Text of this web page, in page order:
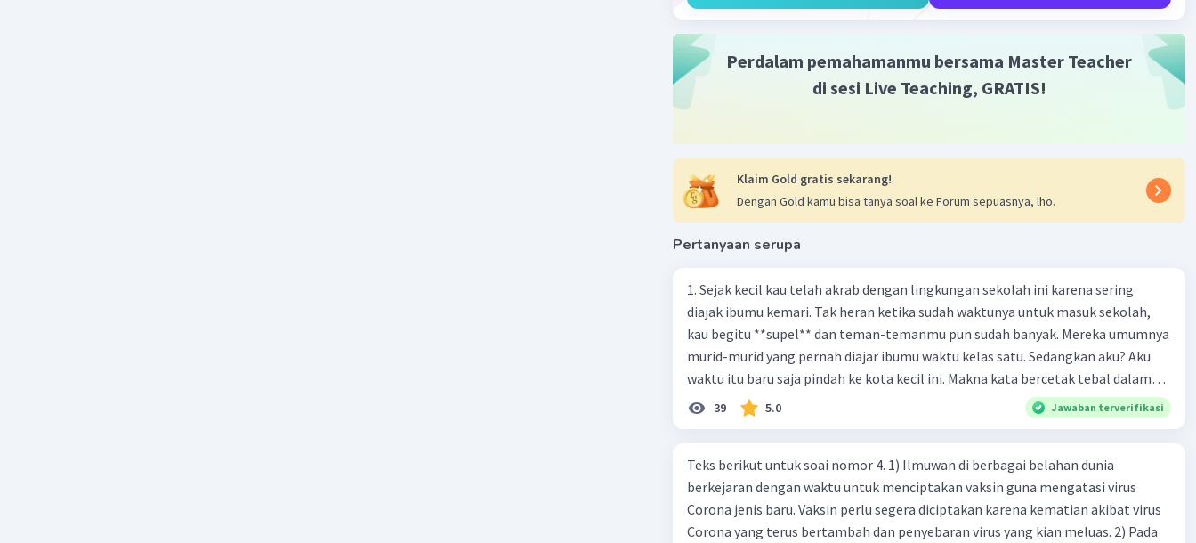
Perdalam pemahamanmu bersama Master Teacher
di sesi Live Teaching, GRATIS!
Klaim Gold gratis sekarang!
Dengan Gold kamu bisa tanya soal ke Forum sepuasnya, lho.
Pertanyaan serupa
1. Sejak kecil kau telah akrab dengan lingkungan sekolah ini karena sering
diajak ibumu kemari. Tak heran ketika sudah waktunya untuk masuk sekolah,
kau begitu **supel** dan teman-temanmu pun sudah banyak. Mereka umumnya
murid-murid yang pernah diajar ibumu waktu kelas satu. Sedangkan aku? Aku
waktu itu baru saja pindah ke kota kecil ini. Makna kata bercetak tebal dalam
kutipan cerpen tersebut adalah .... A. ramah C. santun B. sopan D. baik
39 5.0 Jawaban terverifikasi
Teks berikut untuk soai nomor 4. 1) Ilmuwan di berbagai belahan dunia
berkejaran dengan waktu untuk menciptakan vaksin guna mengatasi virus
Corona jenis baru. Vaksin perlu segera diciptakan karena kematian akibat virus
Corona yang terus bertambah dan penyebaran virus yang kian meluas. 2) Pada